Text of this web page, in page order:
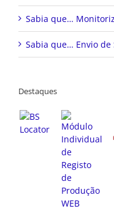
Sabia que…
Sabia que… Envio de
Destaques